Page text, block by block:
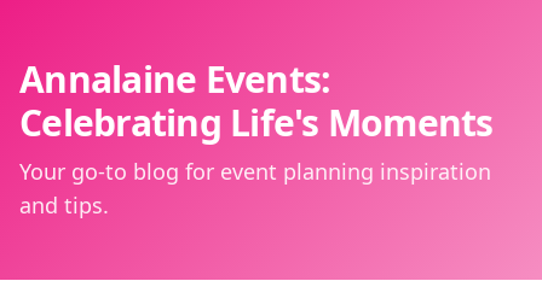
Annalaine Events:
Celebrating Life's Moments
Your go-to blog for event planning inspiration
and tips.